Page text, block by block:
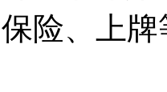
保险、上